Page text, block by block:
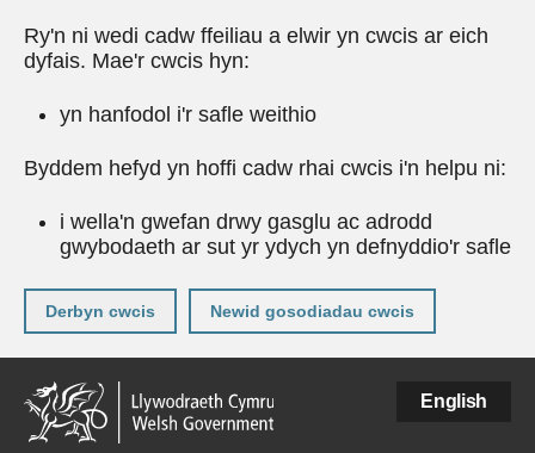
Ry'n ni wedi cadw ffeiliau a elwir yn cwcis ar eich
dyfais. Mae'r cwcis hyn:
yn hanfodol i'r safle weithio
Byddem hefyd yn hoffi cadw rhai cwcis i'n helpu ni:
i wella'n gwefan drwy gasglu ac adrodd
gwybodaeth ar sut yr ydych yn defnyddio'r safle
Derbyn cwcis Newid gosodiadau cwcis
Neidio
i'r
prif
gynnwy
English